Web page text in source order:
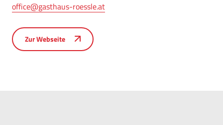
office@gasthaus-roessle.at
Zur Webseite